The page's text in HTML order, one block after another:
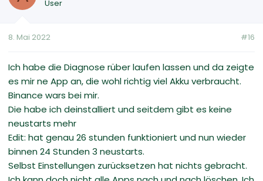
User
8. Mai 2022 #16
Ich habe die Diagnose rüber laufen lassen und da zeigte
es mir ne App an, die wohl richtig viel Akku verbraucht.
Binance wars bei mir.
Die habe ich deinstalliert und seitdem gibt es keine
neustarts mehr
Edit: hat genau 26 stunden funktioniert und nun wieder
binnen 24 Stunden 3 neustarts.
Selbst Einstellungen zurücksetzen hat nichts gebracht.